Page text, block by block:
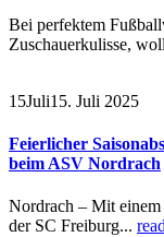
Bei perfektem
Zuschauerkulisse,
15Juli15. Juli 2025
Feierlicher
beim ASV Nordrach
Nordrach – Mit einem
der SC Freiburg...